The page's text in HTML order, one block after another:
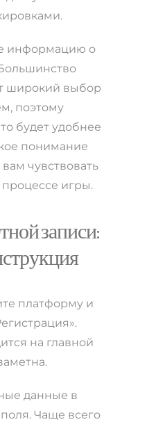
информацию о
широкий выбор
поэтому
будет удобнее
понимание
чувствовать
игры.
записи:
платформу и
на главной
данные в
Чаще всего